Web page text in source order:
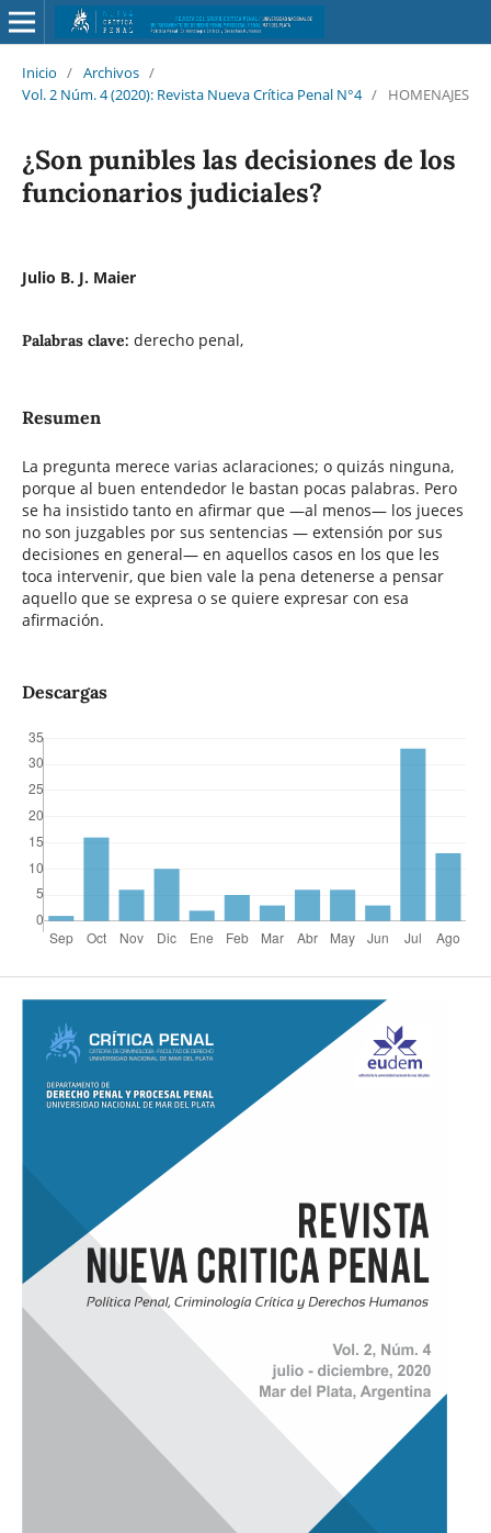
Inicio / Archivos /
Vol. 2 Núm. 4 (2020): Revista Nueva Crítica Penal N°4 / HOMENAJES
¿Son punibles las decisiones de los
funcionarios judiciales?
Julio B. J. Maier
Palabras clave: derecho penal,
Resumen
La pregunta merece varias aclaraciones; o quizás ninguna,
porque al buen entendedor le bastan pocas palabras. Pero
se ha insistido tanto en afirmar que —al menos— los jueces
no son juzgables por sus sentencias — extensión por sus
decisiones en general— en aquellos casos en los que les
toca intervenir, que bien vale la pena detenerse a pensar
aquello que se expresa o se quiere expresar con esa
afirmación.
Descargas